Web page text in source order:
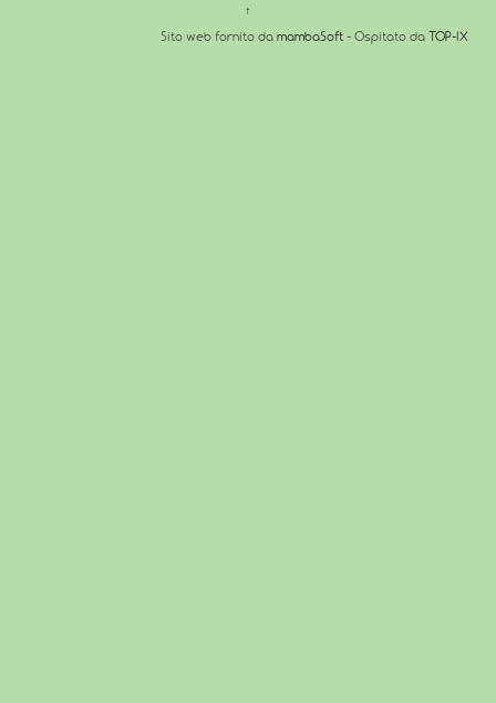
↑
Sito web fornito da mambaSoft - Ospitato da TOP-IX